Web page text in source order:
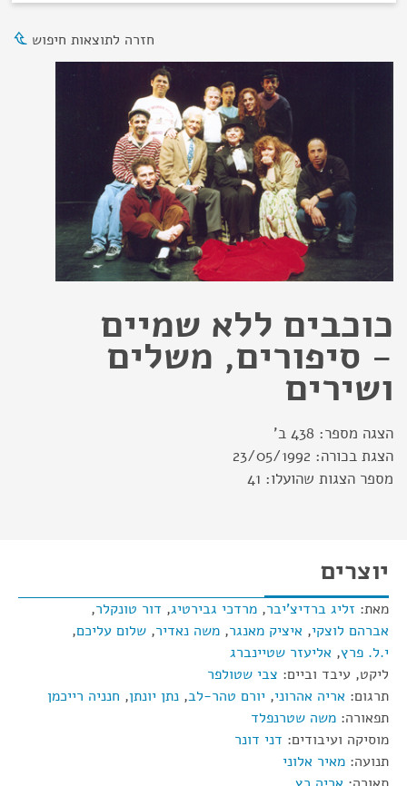
חזרה לתוצאות חיפוש
כוכבים ללא שמיים
- סיפורים, משלים
ושירים
הצגה מספר: 438 ב'
הצגת בכורה: 23/05/1992
מספר הצגות שהועלו: 41
יוצרים
מאת: זליג ברדיצ'יבר, מרדכי גבירטיג, דור טונקלר,
אברהם לוצקי, איציק מאנגר, משה נאדיר, שלום עליכם,
י.ל. פרץ, אליעזר שטיינברג
ליקט, עיבד וביים: צבי שטולפר
תרגום: אריה אהרוני, יורם טהר-לב, נתן יונתן, חנניה רייכמן
תפאורה: משה שטרנפלד
מוסיקה ועיבודים: דני דונר
תנועה: מאיר אלוני